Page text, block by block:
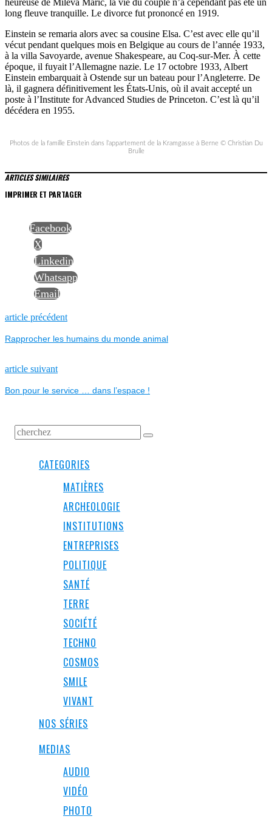
heureuse de Mileva Marić, la vie du couple n’a cependant pas été un
long fleuve tranquille. Le divorce fut prononcé en 1919.
Einstein se remaria alors avec sa cousine Elsa. C’est avec elle qu’il
vécut pendant quelques mois en Belgique au cours de l’année 1933,
à la villa Savoyarde, avenue Shakespeare, au Coq-sur-Mer. À cette
époque, il fuyait l’Allemagne nazie. Le 17 octobre 1933, Albert
Einstein embarquait à Ostende sur un bateau pour l’Angleterre. De
là, il gagnera définitivement les États-Unis, où il avait accepté un
poste à l’Institute for Advanced Studies de Princeton. C’est là qu’il
décédera en 1955.
Photos de la famille Einstein dans l’appartement de la Kramgasse à Berne © Christian Du
Brulle
ARTICLES SIMILAIRES
IMPRIMER ET PARTAGER
Facebook
X
Linkedin
Whatsapp
Email
NAVIGATION
DE
L’ARTICLE
article précédentPrevious
Rapprocher les humains du monde animal
article suivantNext
Bon pour le service … dans l’espace !
CATEGORIES
MATIÈRES
ARCHEOLOGIE
INSTITUTIONS
ENTREPRISES
POLITIQUE
SANTÉ
TERRE
SOCIÉTÉ
TECHNO
COSMOS
SMILE
VIVANT
NOS SÉRIES
MEDIAS
AUDIO
VIDÉO
PHOTO